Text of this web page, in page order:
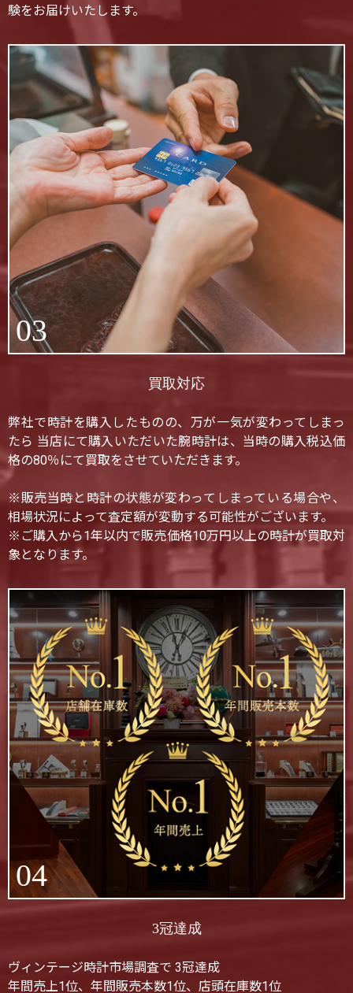
験をお届けいたします。
03
買取対応
弊社で時計を購入したものの、万が一気が変わってしまっ
たら 当店にて購入いただいた腕時計は、当時の購入税込価
格の80％にて買取をさせていただきます。
※販売当時と時計の状態が変わってしまっている場合や、
相場状況によって査定額が変動する可能性がございます。
※ご購入から1年以内で販売価格10万円以上の時計が買取対
象となります。
04
3冠達成
ヴィンテージ時計市場調査で 3冠達成
年間売上1位、年間販売本数1位、店頭在庫数1位